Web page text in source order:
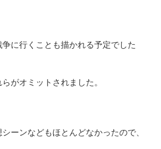
に行くことも描かれる予定でした
がオミットされました。
ーンなどもほとんどなかったので、